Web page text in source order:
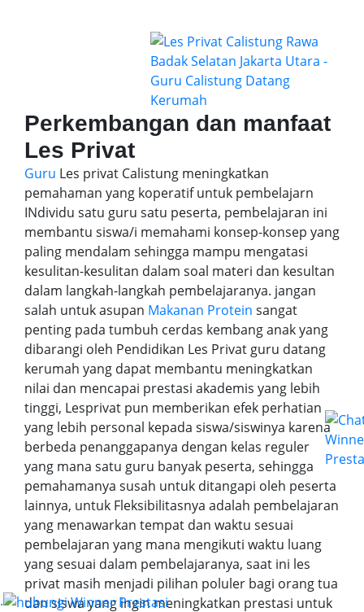
Perkembangan dan manfaat
Les Privat
Guru Les privat Calistung meningkatkan
pemahaman yang koperatif untuk pembelajarn
INdividu satu guru satu peserta, pembelajaran ini
membantu siswa/i memahami konsep-konsep yang
paling mendalam sehingga mampu mengatasi
kesulitan-kesulitan dalam soal materi dan kesultan
dalam langkah-langkah pembelajaranya. jangan
salah untuk asupan Makanan Protein sangat
penting pada tumbuh cerdas kembang anak yang
dibarangi oleh Pendidikan Les Privat guru datang
kerumah yang dapat membantu meningkatkan
nilai dan mencapai prestasi akademis yang lebih
tinggi, Lesprivat pun memberikan efek perhatian
yang lebih personal kepada siswa/siswinya karena
berbeda penanggapanya dengan kelas reguler
yang mana satu guru banyak peserta, sehingga
pemahamanya susah untuk ditangapi oleh peserta
lainnya, untuk Fleksibilitasnya adalah pembelajaran
yang menawarkan tempat dan waktu sesuai
pembelajaran yang mana mengikuti waktu luang
yang sesuai dalam pembelajaranya, saat ini les
privat masih menjadi pilihan poluler bagi orang tua
dan siswa yang ingin meningkatkan prestasi untuk
.